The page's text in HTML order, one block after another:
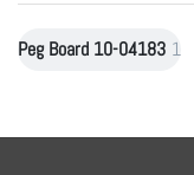
Peg Board 10-04183 1